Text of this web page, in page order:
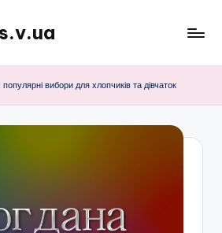
вибори для хлопчиків та дівчаток